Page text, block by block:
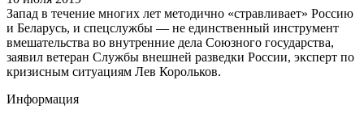
Запад в течение многих лет методично «стравливает» Россию
и Беларусь, и спецслужбы — не единственный инструмент
вмешательства во внутренние дела Союзного государства,
заявил ветеран Службы внешней разведки России, эксперт по
кризисным ситуациям Лев Корольков.
Информация